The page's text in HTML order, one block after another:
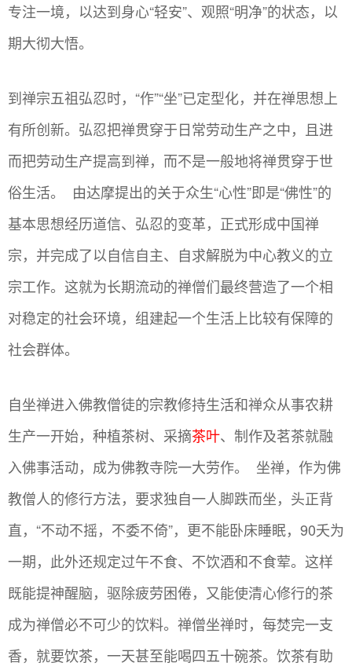
专注一境，以达到身心“轻安”、观照“明净”的状态，以
期大彻大悟。
到禅宗五祖弘忍时，“作”“坐”已定型化，并在禅思想上
有所创新。弘忍把禅贯穿于日常劳动生产之中，且进
而把劳动生产提高到禅，而不是一般地将禅贯穿于世
俗生活。 由达摩提出的关于众生“心性”即是“佛性”的
基本思想经历道信、弘忍的变革，正式形成中国禅
宗，并完成了以自信自主、自求解脱为中心教义的立
宗工作。这就为长期流动的禅僧们最终营造了一个相
对稳定的社会环境，组建起一个生活上比较有保障的
社会群体。
自坐禅进入佛教僧徒的宗教修持生活和禅众从事农耕
生产一开始，种植茶树、采摘茶叶、制作及茗茶就融
入佛事活动，成为佛教寺院一大劳作。 坐禅，作为佛
教僧人的修行方法，要求独自一人脚跌而坐，头正背
直，“不动不摇，不委不倚”，更不能卧床睡眠，90夭为
一期，此外还规定过午不食、不饮酒和不食荤。这样
既能提神醒脑，驱除疲劳困倦，又能使清心修行的茶
成为禅僧必不可少的饮料。禅僧坐禅时，每焚完一支
香，就要饮茶，一天甚至能喝四五十碗茶。饮茶有助